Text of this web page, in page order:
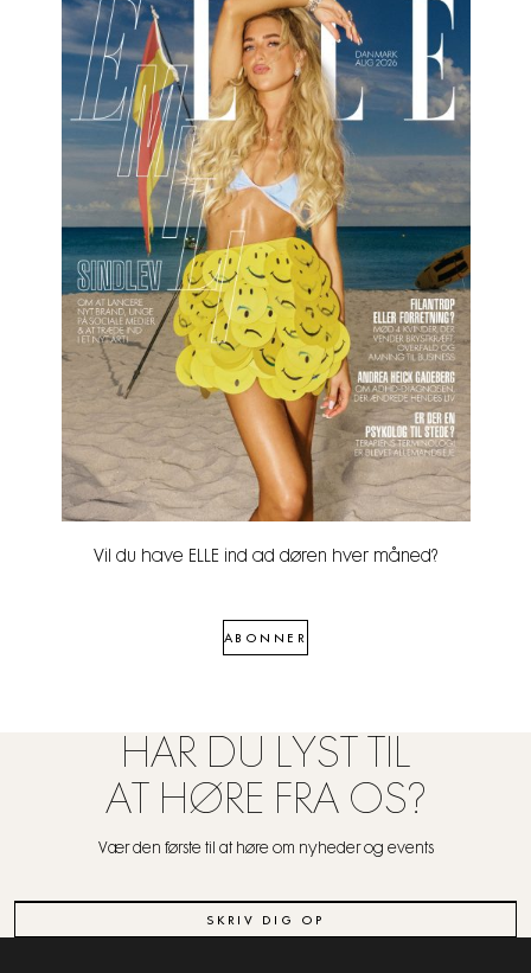
Vil du have ELLE ind ad døren hver måned?
ABONNER
HAR DU LYST TIL
AT HØRE FRA OS?
Vær den første til at høre om nyheder og events
SKRIV DIG OP